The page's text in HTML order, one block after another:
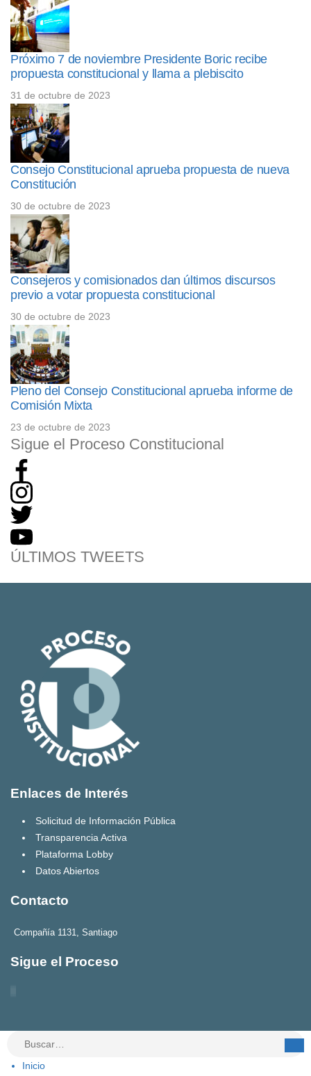
Próximo 7 de noviembre Presidente Boric recibe
propuesta constitucional y llama a plebiscito
31 de octubre de 2023
Consejo Constitucional aprueba propuesta de nueva
Constitución
30 de octubre de 2023
Consejeros y comisionados dan últimos discursos
previo a votar propuesta constitucional
30 de octubre de 2023
Pleno del Consejo Constitucional aprueba informe de
Comisión Mixta
23 de octubre de 2023
Sigue el Proceso Constitucional
ÚLTIMOS TWEETS
Enlaces de Interés
Solicitud de Información Pública
Transparencia Activa
Plataforma Lobby
Datos Abiertos
Contacto
Compañía 1131, Santiago
Sigue el Proceso
Inicio